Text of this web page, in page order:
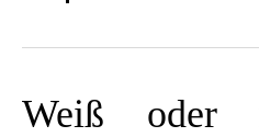
Weiß oder